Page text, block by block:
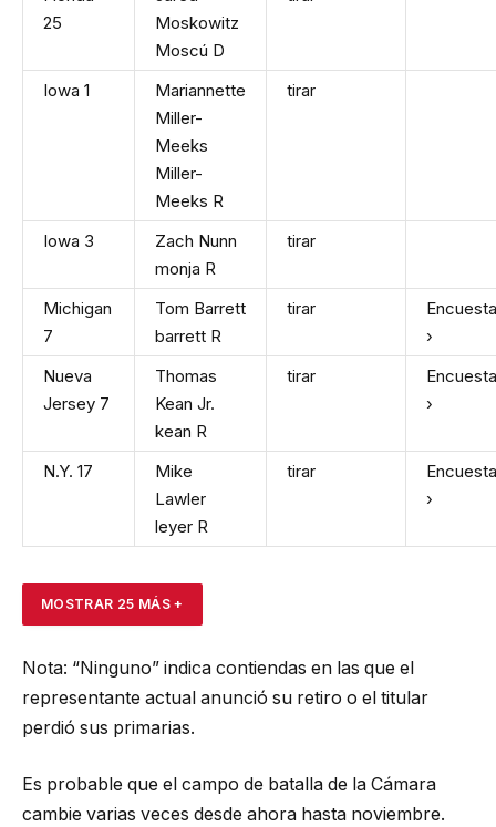
25
Moskowitz
Moscú D
Iowa 1
Mariannette
Miller-
Meeks
Miller-
Meeks R
tirar
Iowa 3
Zach Nunn
monja R
tirar
Michigan
7
Tom Barrett
barrett R
tirar
›
Nueva
Jersey 7
Thomas
Kean Jr.
kean R
tirar
›
N.Y. 17
Mike
Lawler
leyer R
tirar
›
MOSTRAR 25 MÁS +
Nota: “Ninguno” indica contiendas en las que el
representante actual anunció su retiro o el titular
perdió sus primarias.
Es probable que el campo de batalla de la Cámara
cambie varias veces desde ahora hasta noviembre.